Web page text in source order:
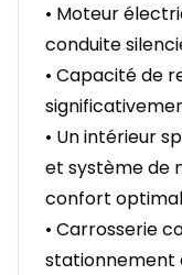
• Moteur
conduite
• Capacité de
• Un intérieur
et système de
confort
• Carrosserie
stationnement